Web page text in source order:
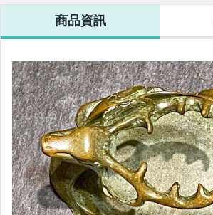
手錶與飾品配件
運動、戶外與休閒
商品資訊